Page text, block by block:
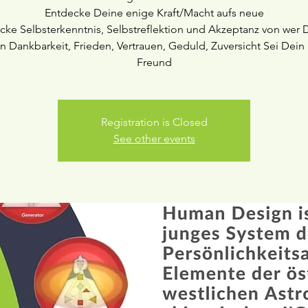
Entdecke Deine enige Kraft/Macht aufs neue
Selbsterkenntnis, Selbstreflektion und Akzeptanz von wer
Dankbarkeit, Frieden, Vertrauen, Geduld, Zuversicht Sei Dein
Registration is Closed
See other events